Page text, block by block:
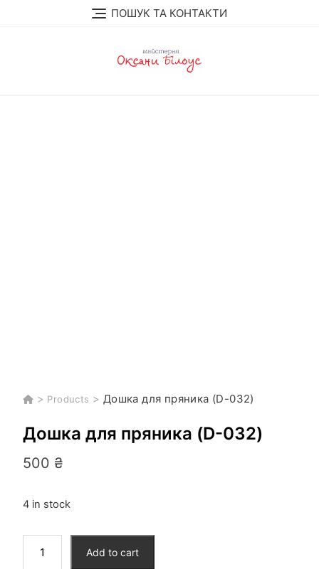
ПОШУК ТА КОНТАКТИ
> Products > Дошка для пряника (D-032)
Дошка для пряника (D-032)
500 ₴
4 in stock
Add to cart